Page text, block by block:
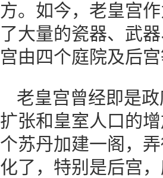
方。如今，老皇宫
了大量的瓷器、武
宫由四个庭院及后
老皇宫曾经即是
扩张和皇室人口的
个苏丹加建一阁，
化了，特别是后宫